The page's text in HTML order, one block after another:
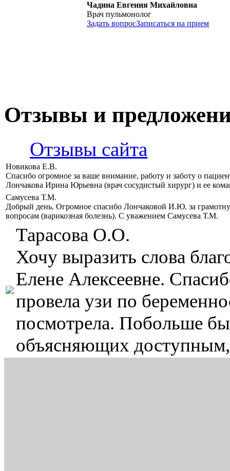
Чадина Евгения Михайловна
Врач пульмонолог
Задать вопросЗаписаться на прием
Отзывы и
Отзывы сайта
Новикова Е.В.
Спасибо огромное за ваше внимание, работу и заботу о
Лончакова Ирина Юрьевна (врач сосудистый хирург) и ее
Самусева Т.М.
Добрый день. Огромное спасибо Лончаковой И.Ю. за
вопросам (варикозная болезнь). С уважением Самусева Т.М.
Тарасова О.О.
Хочу выразить слова
Елене Алексеевне.
провела узи по
посмотрела. Побольше
объясняющих